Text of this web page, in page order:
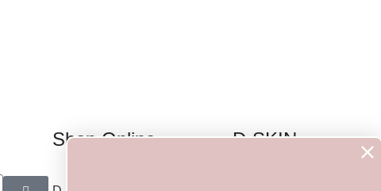
Shop Online D-SKIN